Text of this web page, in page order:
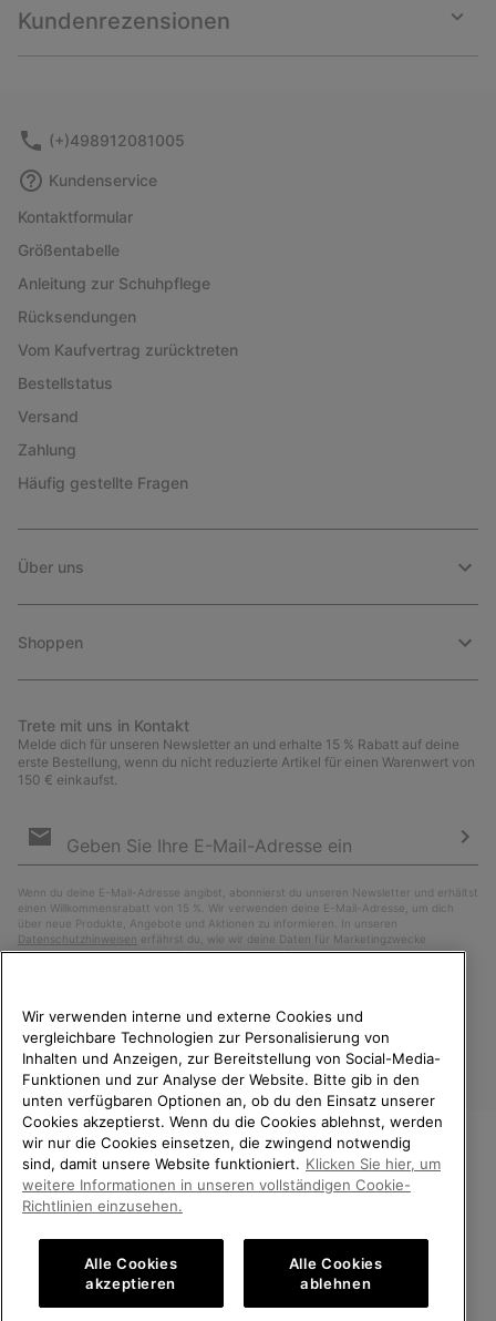
Kundenrezensionen
or
(+)498912081005
Kundenservice
Kontaktformular
Größentabelle
Anleitung zur Schuhpflege
Rücksendungen
Vom Kaufvertrag zurücktreten
Bestellstatus
Versand
Zahlung
Häufig gestellte Fragen
Über uns
Shoppen
Trete mit uns in Kontakt
Melde dich für unseren Newsletter an und erhalte 15 % Rabatt auf deine
erste Bestellung, wenn du nicht reduzierte Artikel für einen Warenwert von
150 € einkaufst.
Anmeldung
Wenn du deine E-Mail-Adresse angibst, abonnierst du unseren Newsletter und erhältst
einen Willkommensrabatt von 15 %. Wir verwenden deine E-Mail-Adresse, um dich
über neue Produkte, Angebote und Aktionen zu informieren. In unseren
Datenschutzhinweisen erfährst du, wie wir deine Daten für Marketingzwecke
verarbeiten und wie du deine Zustimmung widerrufen kannst.
Deutschland
©2026SOREL. Alle Rechte vorbehalten.
Datenschutz Nutzungsbedingungen
Allgemeine Verkaufsbedingungen Garantiebestimmungen
Impressum Public CBCR
WILLKOMMEN BEI SOREL.
BITTE WÄHLEN SIE IHR
LIEFERLAND.
Online-Einkauf verfügbar
Wir verwenden interne und externe Cookies und
vergleichbare Technologien zur Personalisierung von
Inhalten und Anzeigen, zur Bereitstellung von Social-Media-
Funktionen und zur Analyse der Website. Bitte gib in den
unten verfügbaren Optionen an, ob du den Einsatz unserer
Cookies akzeptierst. Wenn du die Cookies ablehnst, werden
wir nur die Cookies einsetzen, die zwingend notwendig
sind, damit unsere Website funktioniert. Klicken Sie hier, um
weitere Informationen in unseren vollständigen Cookie-
Richtlinien einzusehen.
Alle Cookies
akzeptieren
Alle Cookies
ablehnen